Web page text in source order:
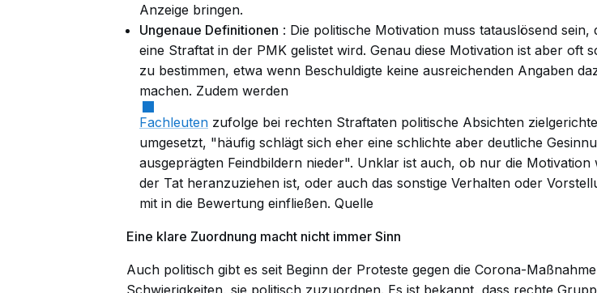
Anzeige bringen.
Ungenaue Definitionen : Die politische Motivation muss tatauslösend sein,
eine Straftat in der PMK gelistet wird. Genau diese Motivation ist aber oft
zu bestimmen, etwa wenn Beschuldigte keine ausreichenden Angaben
machen. Zudem werden
Fachleuten zufolge bei rechten Straftaten politische Absichten
umgesetzt, "häufig schlägt sich eher eine schlichte aber deutliche
ausgeprägten Feindbildern nieder". Unklar ist auch, ob nur die Motivation
der Tat heranzuziehen ist, oder auch das sonstige Verhalten oder
mit in die Bewertung einfließen. Quelle
Eine klare Zuordnung macht nicht immer Sinn
Auch politisch gibt es seit Beginn der Proteste gegen die Corona-